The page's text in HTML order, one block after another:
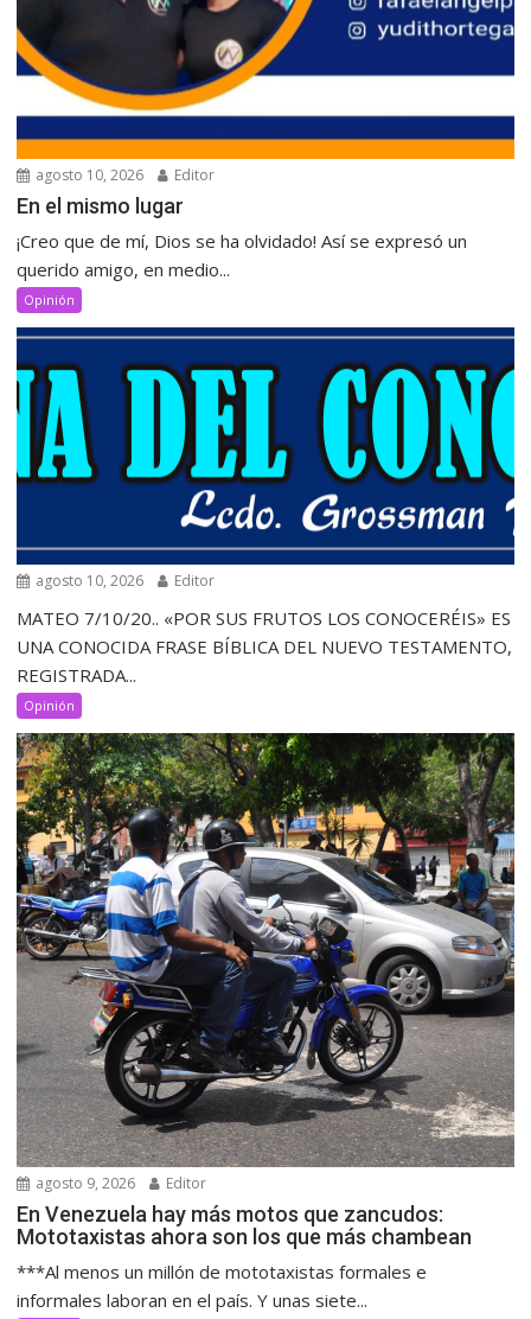
agosto 10, 2026 Editor
‎En el mismo lugar
‎¡Creo que de mí, Dios se ha olvidado! Así se expresó un
querido amigo, en medio...
Opinión
agosto 10, 2026 Editor
MATEO 7/10/20.. «POR SUS FRUTOS LOS CONOCERÉIS» ES
UNA CONOCIDA FRASE BÍBLICA DEL NUEVO TESTAMENTO,
REGISTRADA...
Opinión
agosto 9, 2026 Editor
En Venezuela hay más motos que zancudos:
Mototaxistas ahora son los que más chambean
***Al menos un millón de mototaxistas formales e
informales laboran en el país. Y unas siete...